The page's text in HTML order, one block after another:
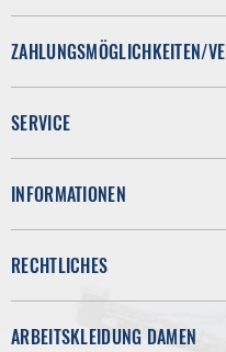
ZAHLUNGSMÖGLICHKEITEN/
SERVICE
INFORMATIONEN
RECHTLICHES
ARBEITSKLEIDUNG DAMEN